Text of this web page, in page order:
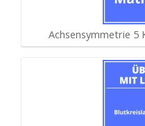
Achsensymmetrie 5